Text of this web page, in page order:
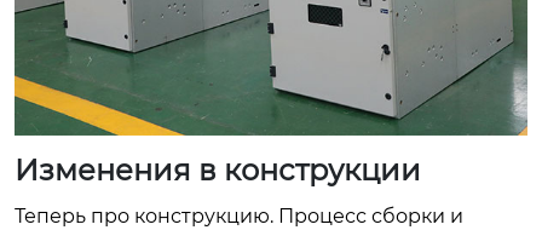
Изменения в конструкции
Теперь про конструкцию. Процесс сборки и